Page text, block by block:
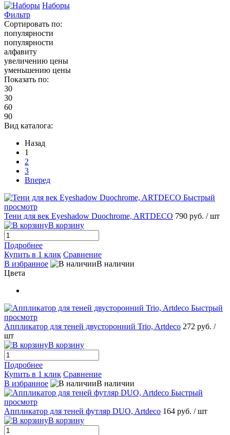
Наборы
Фильтр
Сортировать по:
популярности
популярности
алфавиту
увеличению цены
уменьшению цены
Показать по:
30
30
60
90
Вид каталога:
Назад
1
2
3
Вперед
Быстрый
просмотр
Тени для век Eyeshadow Duochrome, ARTDECO 790 руб. / шт
В корзину
Подробнее
Купить в 1 клик Сравнение
В избранное
В наличии
Цвета
Быстрый
просмотр
Аппликатор для теней двусторонний Trio, Artdeco 272 руб. /
шт
В корзину
Подробнее
Купить в 1 клик Сравнение
В избранное
В наличии
Быстрый
просмотр
Аппликатор для теней футляр DUO, Artdeco 164 руб. / шт
В корзину